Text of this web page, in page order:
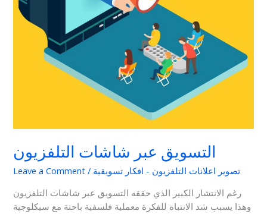
التسويق عبر شاشات التلفزيون
Leave a Comment / تصوير اعلانات التلفزيون - افكار تسويقية
رغم الانتشار الكبير الذي حققه التسويق عبر شاشات التلفزيون
وهذا يسبب شد الانتباه للفكرة معملية فلسفية باحتة مع سيكلوجية